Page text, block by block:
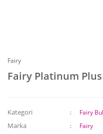
Fairy
Fairy Platinum
Kategori Fairy
Marka Fairy